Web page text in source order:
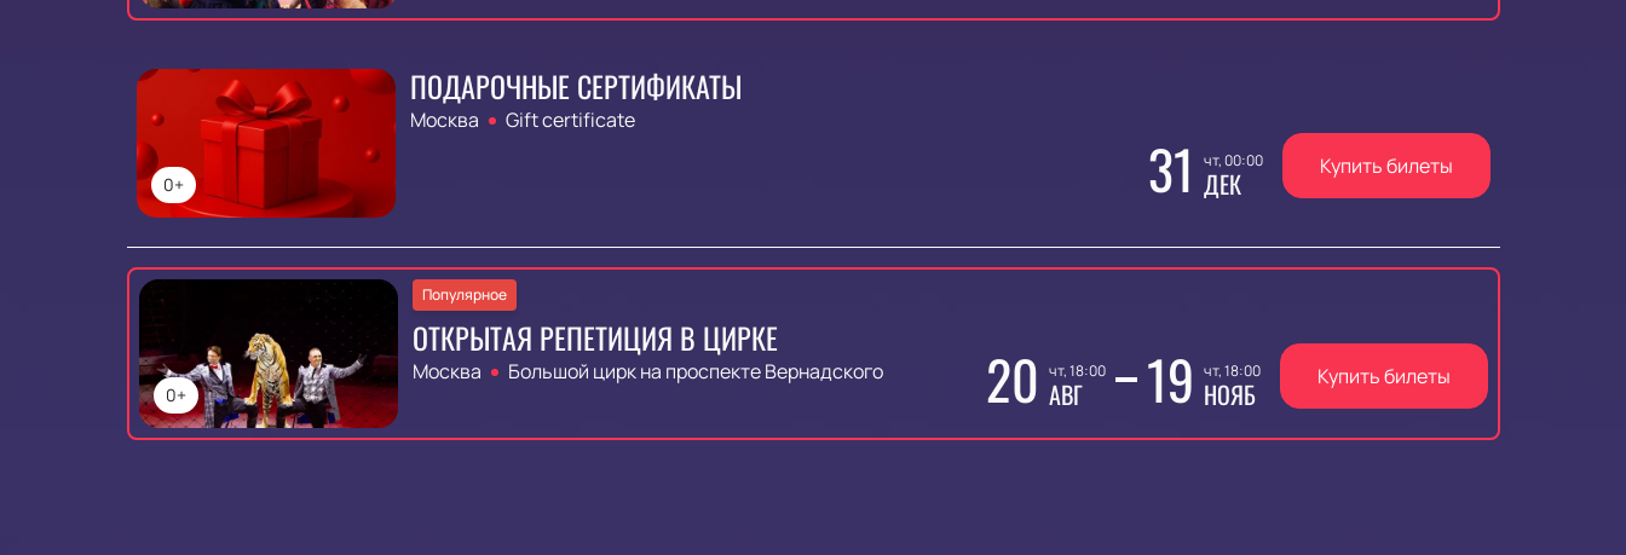
0+
ПОДАРОЧНЫЕ СЕРТИФИКАТЫ
Москва Gift certificate
31 чт, 00:00
ДЕК Купить билеты
0+
Популярное
ОТКРЫТАЯ РЕПЕТИЦИЯ В ЦИРКЕ
Москва Большой цирк на проспекте Вернадского 20 чт, 18:00
АВГ 19 чт, 18:00
НОЯБ Купить билеты